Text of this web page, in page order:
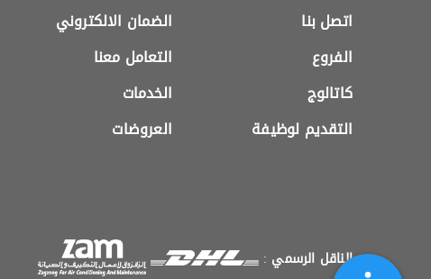
اتصل بنا
الفروع
كاتالوج
التقديم لوظيفة
الضمان الالكتروني
التعامل معنا
الخدمات
العروضات
الناقل الرسمي :